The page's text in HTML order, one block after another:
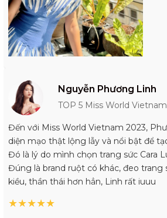
Nguyễn Phương Linh
TOP 5 Miss World
Đến với Miss World Vietnam 2023,
diện mạo thật lộng lẫy và nổi bật để
Đó là lý do mình chọn trang sức Cara
Đúng là brand ruột có khác, đeo trang
kiều, thần thái hơn hẳn, Linh rất iuuu
★★★★★